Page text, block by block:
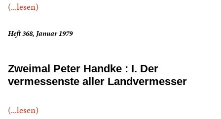
(...lesen)
Heft 368, Januar 1979
Zweimal Peter Handke : I. Der
vermessenste aller Landvermesser
(...lesen)